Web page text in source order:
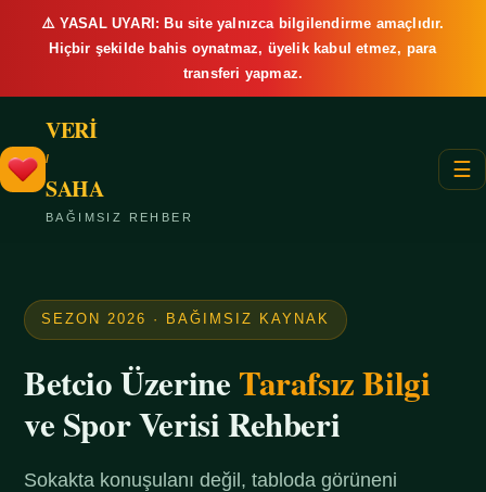
⚠️ YASAL UYARI: Bu site yalnızca bilgilendirme amaçlıdır.
Hiçbir şekilde bahis oynatmaz, üyelik kabul etmez, para
transferi yapmaz.
VERİ
/
SAHA
BAĞIMSIZ REHBER
☰
SEZON 2026 · BAĞIMSIZ KAYNAK
Betcio ÜzerineTarafsız Bilgi
ve Spor Verisi Rehberi
Sokakta konuşulanı değil, tabloda görüneni